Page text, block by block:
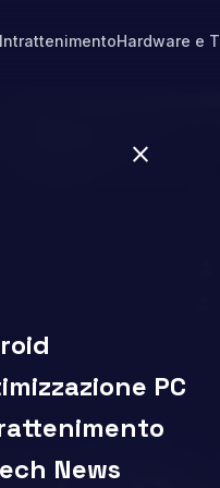
Hardware e
close
PC
News